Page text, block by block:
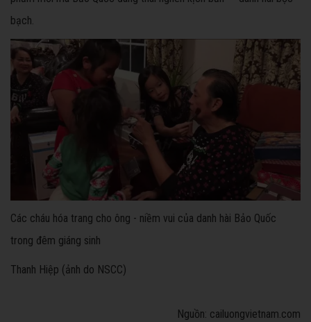
bạch.
Các cháu hóa trang cho ông - niềm vui của danh hài Bảo Quốc
trong đêm giáng sinh
Thanh Hiệp (ảnh do NSCC)
Nguồn: cailuongvietnam.com